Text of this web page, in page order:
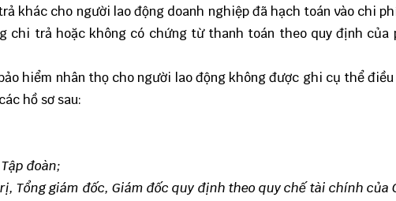
khác cho người lao động doanh nghiệp đã hạch toán vào chi
chi trả hoặc không có chứng từ thanh toán theo quy định của
hiểm nhân thọ cho người lao động không được ghi cụ thể
hồ sơ sau:
đoàn;
Tổng giám đốc, Giám đốc quy định theo quy chế tài chính của